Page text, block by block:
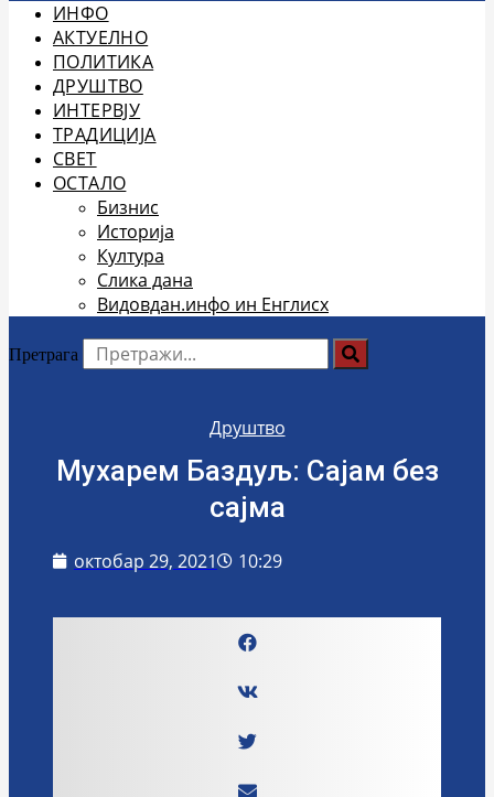
ИНФО
АКТУЕЛНО
ПОЛИТИКА
ДРУШТВО
ИНТЕРВЈУ
ТРАДИЦИЈА
СВЕТ
ОСТАЛО
Бизнис
Историја
Култура
Слика дана
Видовдан.инфо ин Енглисх
Претрага
Друштво
Мухарем Баздуљ: Сајам без
сајма
октобар 29, 2021 10:29